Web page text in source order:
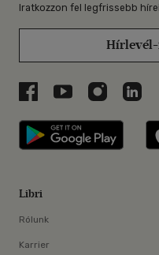
Iratkozzon fel legfrissebb
Libri a Facebookon
Libri aLibri az
Libri
Libri
Rólunk
Karrier